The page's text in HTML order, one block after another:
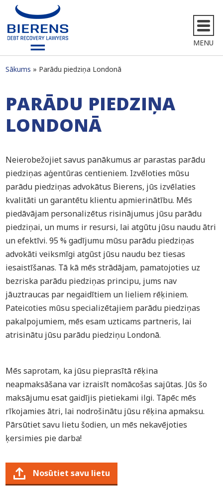
MENU
Sākums Parādu piedziņa Londonā
PARĀDU PIEDZIŅA
LONDONĀ
Neierobežojiet savus panākumus ar parastas parādu
piedziņas aģentūras centieniem. Izvēloties mūsu
parādu piedziņas advokātus Bierens, jūs izvēlaties
kvalitāti un garantētu klientu apmierinātību. Mēs
piedāvājam personalizētus risinājumus jūsu parādu
piedziņai, un mums ir resursi, lai atgūtu jūsu naudu ātri
un efektīvi. 95 % gadījumu mūsu parādu piedziņas
advokāti veiksmīgi atgūst jūsu naudu bez tiesas
iesaistīšanas. Tā kā mēs strādājam, pamatojoties uz
bezriska parādu piedziņas principu, jums nav
jāuztraucas par negaidītiem un lieliem rēķiniem.
Pateicoties mūsu specializētajiem parādu piedziņas
pakalpojumiem, mēs esam uzticams partneris, lai
atrisinātu jūsu parādu piedziņu Londonā.
Mēs saprotam, ka jūsu pieprasītā rēķina
neapmaksāšana var izraisīt nomācošas sajūtas. Jūs šo
maksājumu esat gaidījis pietiekami ilgi. Tāpēc mēs
rīkojamies ātri, lai nodrošinātu jūsu rēķina apmaksu.
Pārsūtiet savu lietu šodien, un mēs nekavējoties
ķersimies pie darba!
Nosūtiet savu lietu